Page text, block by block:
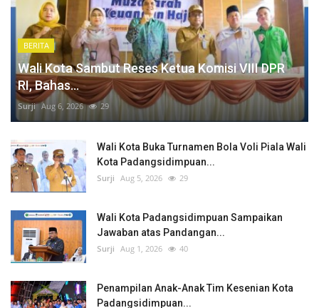
BERITA
Wali Kota Sambut Reses Ketua Komisi VIII DPR
RI, Bahas...
Surji Aug 6, 2026 29
Wali Kota Buka Turnamen Bola Voli Piala Wali
Kota Padangsidimpuan...
Surji Aug 5, 2026 29
Wali Kota Padangsidimpuan Sampaikan
Jawaban atas Pandangan...
Surji Aug 1, 2026 40
Penampilan Anak-Anak Tim Kesenian Kota
Padangsidimpuan...